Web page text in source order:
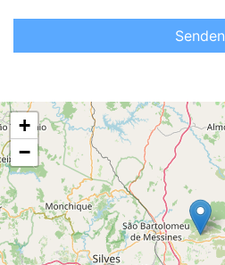
Senden
+
−